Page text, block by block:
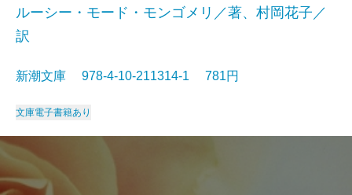
ルーシー・モード・モンゴメリ／著、村岡花子／
訳
新潮文庫 978-4-10-211314-1 781円
文庫電子書籍あり